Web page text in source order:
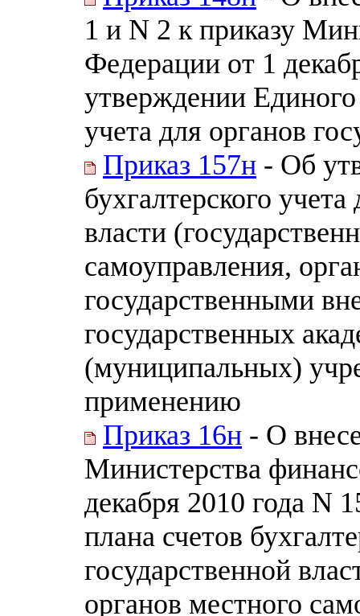
1 и N 2 к приказу
Федерации от 1
утверждении Единого
учета для органов
Приказ 157н - Об
бухгалтерского
власти
самоуправления,
государственными
государственных
(муниципальных)
применению
Приказ 16н - О
Министерства
декабря 2010 года N
плана счетов
государственной
органов местного